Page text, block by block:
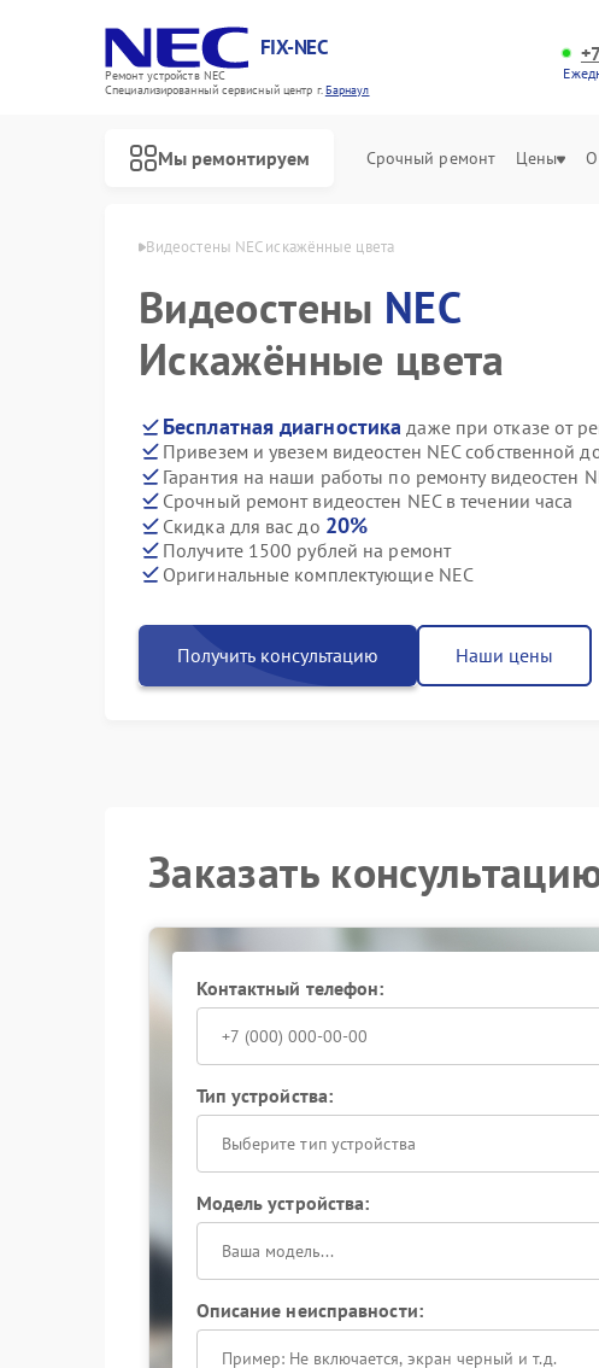
FIX-NEC
Ремонт устройств NEC
Специализированный cервисный центр г.Барнаул
Мы ремонтируем Срочный ремонт Цены О
Видеостены NEC искажённые цвета
Видеостены NEC
Искажённые цвета
Бесплатная диагностика даже при отказе от
Привезем и увезем видеостен NEC собственной
Гарантия на наши работы по ремонту видеостен
Срочный ремонт видеостен NEC в течении часа
Скидка для вас до 20%
Получите 1500 рублей на ремонт
Оригинальные комплектующие NEC
Получить консультацию Наши цены
Заказать
Контактный телефон:
Тип устройства:
Выберите тип устройства
Модель устройства:
Описание неисправности: